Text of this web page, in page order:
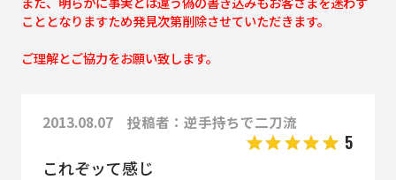
こととなりますため発見次第削除させていただきます。
ご理解とご協力をお願い致します。
2013.08.07 投稿者：逆手持ちで二刀流
5
これぞッて感じ